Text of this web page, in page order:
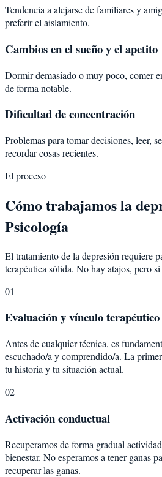
Tendencia a alejarse de familiares y
preferir el aislamiento.
Cambios en el sueño y el apetito
Dormir demasiado o muy poco, comer
de forma notable.
Dificultad de concentración
Problemas para tomar decisiones, leer,
recordar cosas recientes.
El proceso
Cómo trabajamos la
Psicología
El tratamiento de la depresión requiere
terapéutica sólida. No hay atajos, pero
01
Evaluación y vínculo terapéutico
Antes de cualquier técnica, es
escuchado/a y comprendido/a. La
tu historia y tu situación actual.
02
Activación conductual
Recuperamos de forma gradual
bienestar. No esperamos a tener ganas
recuperar las ganas.